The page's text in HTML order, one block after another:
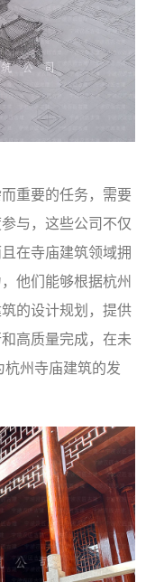
重要的任务，需要
与，这些公司不仅
在寺庙建筑领域拥
他们能够根据杭州
的设计规划，提供
高质量完成，在未
杭州寺庙建筑的发